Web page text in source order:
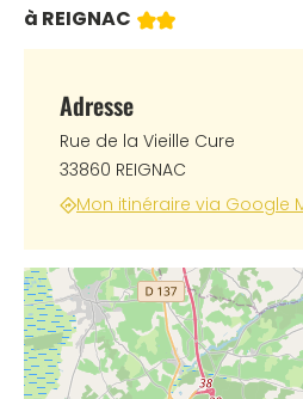
à REIGNAC 2 étoiles
Adresse
Rue de la Vieille Cure
33860 REIGNAC
Mon itinéraire via Google